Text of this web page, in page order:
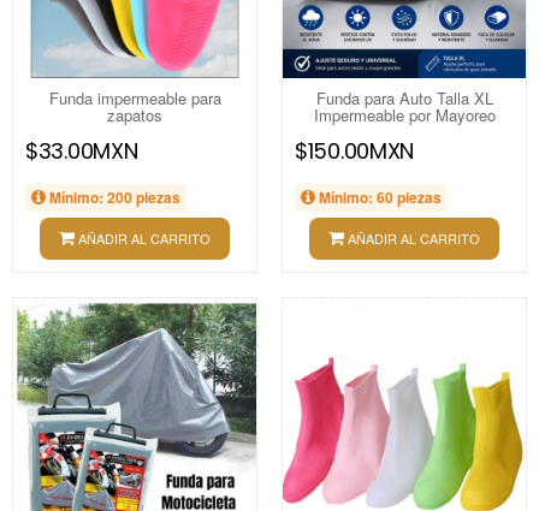
Funda impermeable para
zapatos
$33.00MXN
Mínimo: 200 piezas
AÑADIR AL CARRITO
Funda para Auto Talla XL
Impermeable por Mayoreo
$150.00MXN
Mínimo: 60 piezas
AÑADIR AL CARRITO